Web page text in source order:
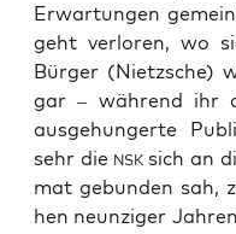
Erwar­tun­gen
geht ver­lo­ren, wo
Bür­ger (Nietz­sche)
gar – wäh­rend ihr
aus­ge­hun­ger­te
sehr die NSK sich an
mat gebun­den sah,
hen neun­zi­ger